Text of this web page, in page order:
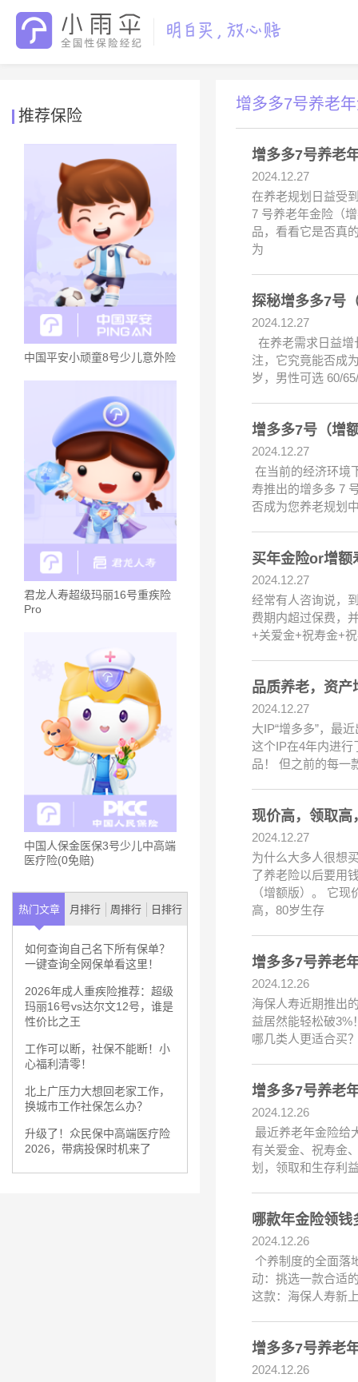
推荐保险
中国平安小顽童8号少儿意外险
君龙人寿超级玛丽16号重疾险
Pro
中国人保金医保3号少儿中高端
医疗险(0免赔)
热门文章 月排行 周排行 日排行
如何查询自己名下所有保单？
一键查询全网保单看这里！
2026年成人重疾险推荐：超级
玛丽16号vs达尔文12号，谁是
性价比之王
工作可以断，社保不能断！小
心福利清零！
北上广压力大想回老家工作，
换城市工作社保怎么办？
升级了！众民保中高端医疗险
2026，带病投保时机来了
增多多7号养老
增多多7号养老
2024.12.27
在养老规划日益受
7 号养老年金险（
品，看看它是否真
为
探秘增多多7号
2024.12.27
在养老需求日益
注，它究竟能否成
岁，男性可选 60/
增多多7号（增
2024.12.27
在当前的经济环境
寿推出的增多多 7
否成为您养老规划
买年金险or增额
2024.12.27
经常有人咨询说，
费期内超过保费，
+关爱金+祝寿金+
品质养老，资产
2024.12.27
大IP“增多多”，最
这个IP在4年内进行
品！ 但之前的每一
现价高，领取高
2024.12.27
为什么大多人很想
了养老险以后要用
（增额版）。 它
高，80岁生存
增多多7号养老
2024.12.26
海保人寿近期推出
益居然能轻松破3%
哪几类人更适合买
增多多7号养老
2024.12.26
最近养老年金险给
有关爱金、祝寿金
划，领取和生存利
哪款年金险领钱
2024.12.26
个养制度的全面落
动：挑选一款合适
这款：海保人寿新
增多多7号养老
2024.12.26